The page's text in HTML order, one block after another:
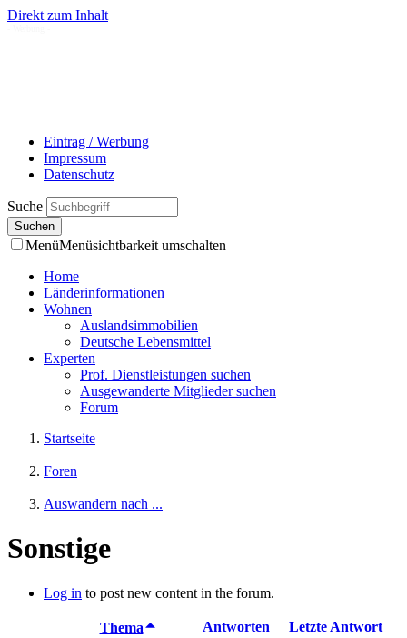
Direkt zum Inhalt
Eintrag / Werbung
Impressum
Datenschutz
Suche
MenüMenüsichtbarkeit umschalten
Home
Länderinformationen
Wohnen
Auslandsimmobilien
Deutsche Lebensmittel
Experten
Prof. Dienstleistungen suchen
Ausgewanderte Mitglieder suchen
Forum
Startseite
|
Foren
|
Auswandern nach ...
Sonstige
Log in to post new content in the forum.
Thema Antworten
Letzte Antwort